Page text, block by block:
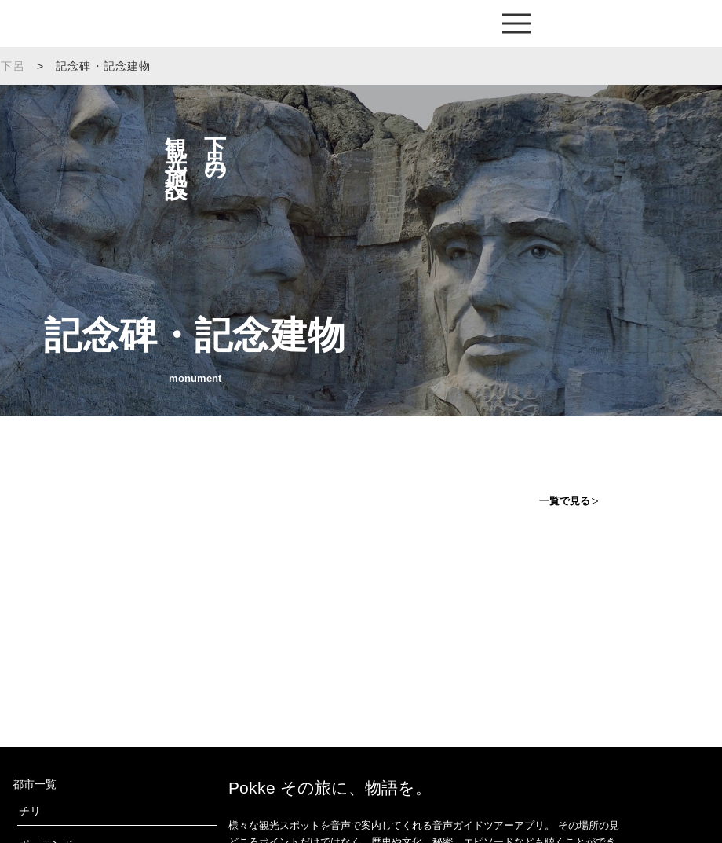
下呂 > 記念碑・記念建物
下呂の
観光施設へ
記念碑・記念建物
monument
一覧で見る
都市一覧
チリ
Pokke その旅に、物語を。
様々な観光スポットを音声で案内してくれる音声ガイドツアーアプリ。 その場所の見